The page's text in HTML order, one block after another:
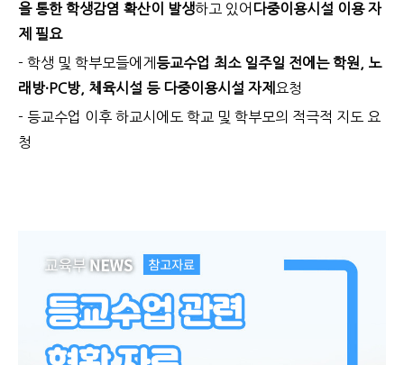
을 통한 학생감염 확산이 발생하고 있어 다중이용시설 이용 자
제 필요
- 학생 및 학부모들에게 등교수업 최소 일주일 전에는 학원, 노
래방·PC방, 체육시설 등 다중이용시설 자제 요청
- 등교수업 이후 하교시에도 학교 및 학부모의 적극적 지도 요
청